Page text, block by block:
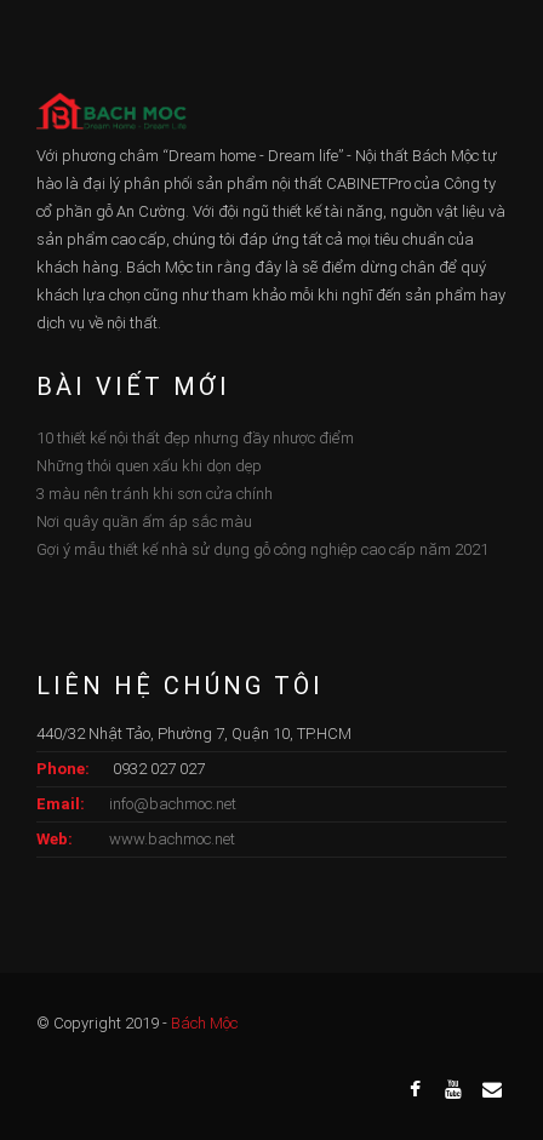
Với phương châm “Dream home - Dream life” - Nội thất Bách Mộc tự
hào là đại lý phân phối sản phẩm nội thất CABINETPro của Công ty
cổ phần gỗ An Cường. Với đội ngũ thiết kế tài năng, nguồn vật liệu và
sản phẩm cao cấp, chúng tôi đáp ứng tất cả mọi tiêu chuẩn của
khách hàng. Bách Mộc tin rằng đây là sẽ điểm dừng chân để quý
khách lựa chọn cũng như tham khảo mỗi khi nghĩ đến sản phẩm hay
dịch vụ về nội thất.
BÀI VIẾT MỚI
10 thiết kế nội thất đẹp nhưng đầy nhược điểm
Những thói quen xấu khi dọn dẹp
3 màu nên tránh khi sơn cửa chính
Nơi quây quần ấm áp sắc màu
Gợi ý mẫu thiết kế nhà sử dụng gỗ công nghiệp cao cấp năm 2021
LIÊN HỆ CHÚNG TÔI
440/32 Nhật Tảo, Phường 7, Quận 10, TP.HCM
Phone:
0932 027 027
Email:
info@bachmoc.net
Web:
www.bachmoc.net
© Copyright 2019 - Bách Mộc